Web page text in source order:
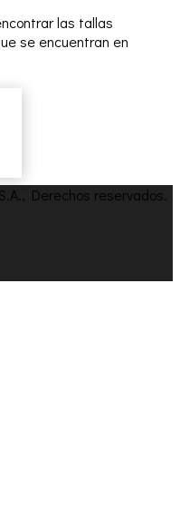
las tallas
se encuentran en
Derechos reservados.